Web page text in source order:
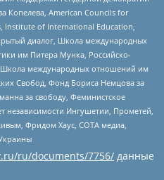
Копелева, American Councils for
Institute of International Education,
диалог, Школа международных
им Питера Мунка, Российско-
Школа международных отношений им
Свобод, Фонд Бориса Немцова за
за свободу, Феминистское
независимости Ингушетии, Прометей,
Фридом Хаус, СОТА медиа,
ru/documents/7756/ данные